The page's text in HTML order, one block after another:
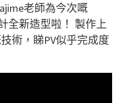
老師為今次嘅
全新造型啦！ 製作上
術，睇PV似乎完成度